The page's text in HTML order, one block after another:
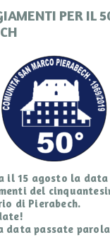
PER IL
il 15 agosto la
del
di Pierabech.
data passate